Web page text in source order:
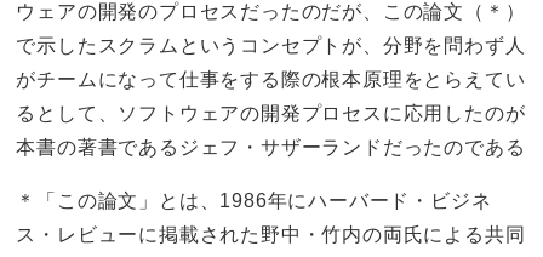
ウェアの開発のプロセスだったのだが、この論文（＊）
で示したスクラムというコンセプトが、分野を問わず人
がチームになって仕事をする際の根本原理をとらえてい
るとして、ソフトウェアの開発プロセスに応用したのが
本書の著書であるジェフ・サザーランドだったのである
＊「この論文」とは、1986年にハーバード・ビジネ
ス・レビューに掲載された野中・竹内の両氏による共同